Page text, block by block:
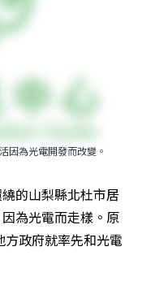
因為光電開發而改變。
的山梨縣北杜市居
為光電而走樣。原
政府就率先和光電